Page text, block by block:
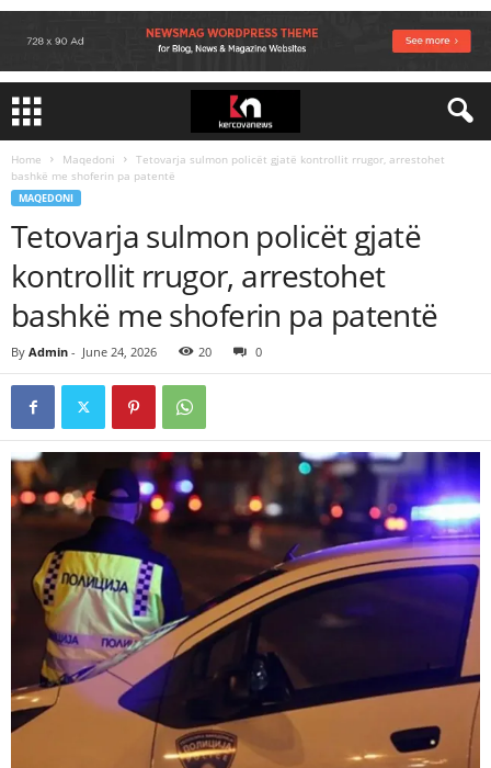
Home Maqedoni
Tetovarja sulmon policët gjatë kontrollit rrugor, arrestohet
bashkë me shoferin pa patentë
MAQEDONI
Tetovarja sulmon policët gjatë
kontrollit rrugor, arrestohet
bashkë me shoferin pa patentë
By Admin - June 24, 2026 20 0